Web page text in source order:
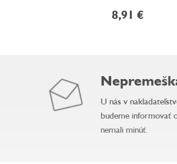
8,91 €
U nás v
budeme informovať
nemali minúť.